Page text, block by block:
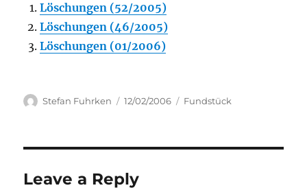
Löschungen (52/2005)
Löschungen (46/2005)
Löschungen (01/2006)
Author
Stefan Fuhrken
Posted
12/02/2006 Categories
Fundstück
Leave a Reply